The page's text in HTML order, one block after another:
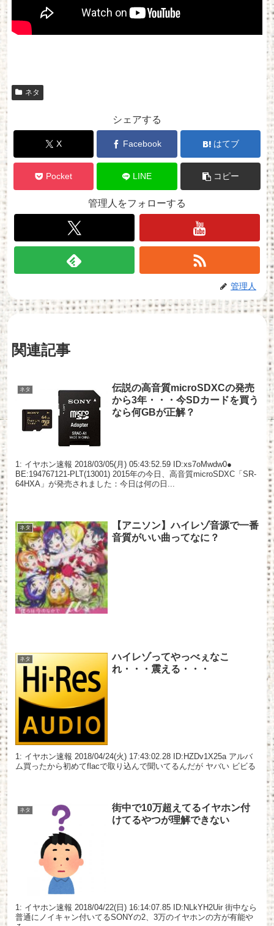
ネタ
シェアする
X Facebook はてブ
Pocket LINE コピー
管理人をフォローする
管理人
関連記事
ネタ
伝説の高音質microSDXCの発売
から3年・・・今SDカードを買う
なら何GBが正解？
1: イヤホン速報 2018/03/05(月) 05:43:52.59 ID:xs7oMwdw0●
BE:194767121-PLT(13001) 2015年の今日、高音質microSDXC「SR-
64HXA」が発売されました：今日は何の日...
ネタ
【アニソン】ハイレゾ音源で一番
音質がいい曲ってなに？
ネタ
ハイレゾってやっべぇなこ
れ・・・震える・・・
1: イヤホン速報 2018/04/24(火) 17:43:02.28 ID:HZDv1X25a アルバ
ム買ったから初めてflacで取り込んで聞いてるんだが ヤバい ビビる
ネタ
街中で10万超えてるイヤホン付
けてるやつが理解できない
1: イヤホン速報 2018/04/22(日) 16:14:07.85 ID:NLkYH2Uir 街中なら
普通にノイキャン付いてるSONYの2、3万のイヤホンの方が有能や